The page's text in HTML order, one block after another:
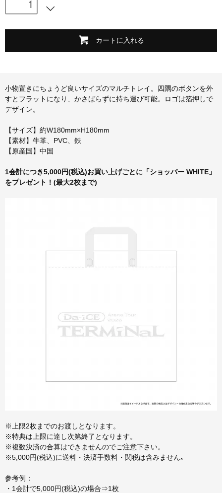
カートに入れる
小物置きにちょうど良いサイズのマルチトレイ。四隅のボタンを外
すとフラットになり、かさばらずに持ち運び可能。ロゴは箔押しで
デザイン。
【サイズ】約W180mm×H180mm
【素材】牛革、PVC、鉄
【原産国】中国
1会計につき5,000円(税込)お買い上げごとに「ショッパー WHITE」
をプレゼント！(最大2枚まで)
※上限2枚までのお渡しとなります。
※特典は上限に達し次第終了となります。
※複数決済の合算はできませんのでご注意下さい。
※5,000円(税込)に送料・決済手数料・関税は含みません｡
参考例：
・1会計で5,000円(税込)の場合⇒1枚